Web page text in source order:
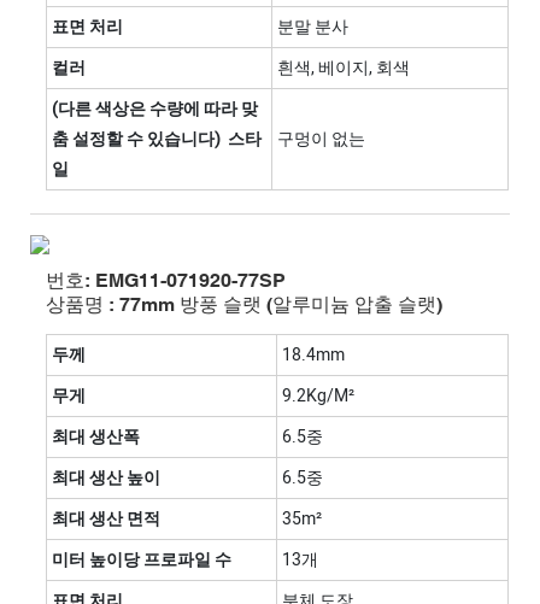
표면 처리
분말 분사
컬러
흰색, 베이지, 회색
(다른 색상은 수량에 따라 맞
춤 설정할 수 있습니다) 스타
일
구멍이 없는
번호: EMG11-071920-77SP
상품명 : 77mm 방풍 슬랫 (알루미늄 압출 슬랫)
두께
18.4mm
무게
9.2Kg/m²
최대 생산폭
6.5중
최대 생산 높이
6.5중
최대 생산 면적
35m²
미터 높이당 프로파일 수
13개